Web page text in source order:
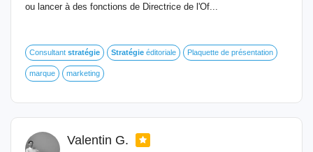
ou lancer à des fonctions de Directrice de l'Of...
Consultant stratégie Stratégie éditoriale Plaquette de présentation
marque marketing
Valentin G.